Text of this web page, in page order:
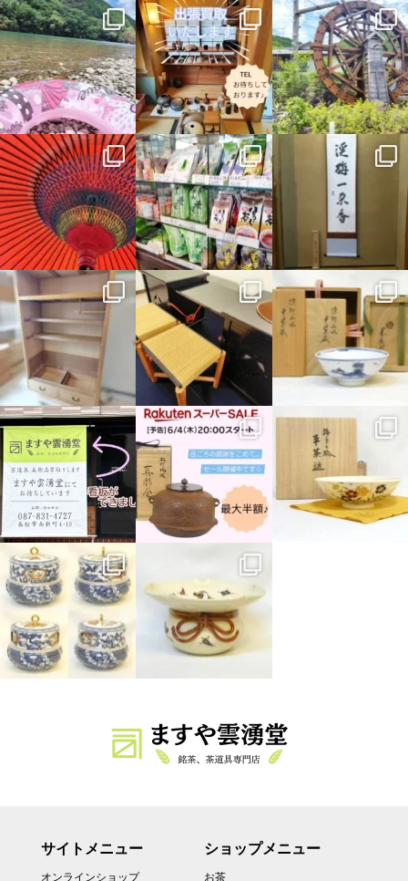
サイトメニュー
オンラインショップ
ショップメニュー
お茶